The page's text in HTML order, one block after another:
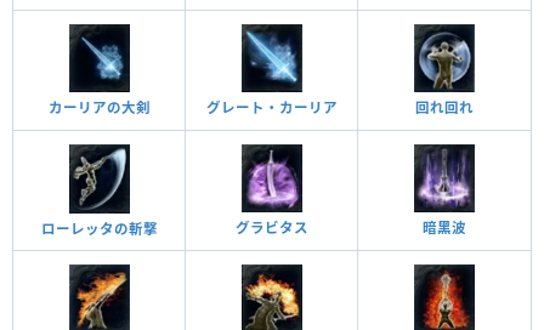
カーリアの大剣 グレート・カーリア 回れ回れ
ローレッタの斬撃 グラビタス 暗黑波